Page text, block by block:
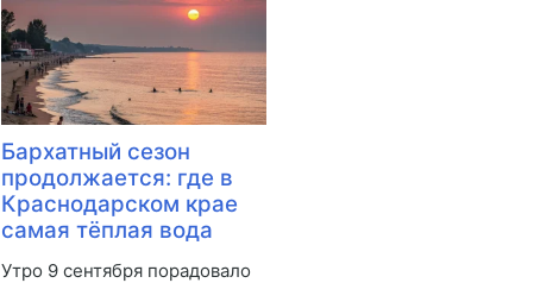
Бархатный сезон
продолжается: где в
Краснодарском крае
самая тёплая вода
Утро 9 сентября порадовало